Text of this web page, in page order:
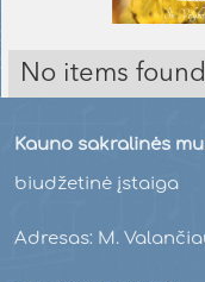
No items
Kauno sakralinės
biudžetinė įstaiga
Adresas: M.